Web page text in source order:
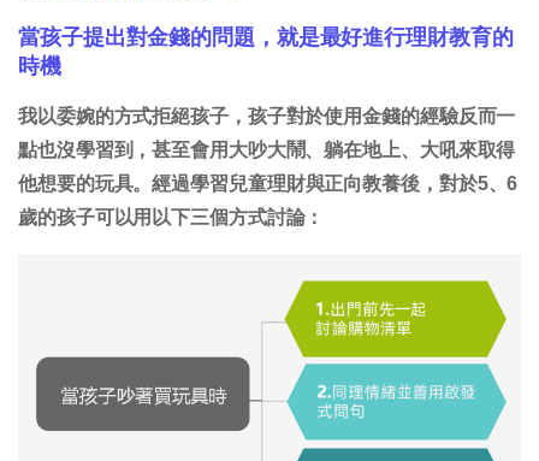
當孩子提出對金錢的問題，就是最好進行理財教育的
時機
我以委婉的方式拒絕孩子，孩子對於使用金錢的經驗反而一
點也沒學習到，甚至會用大吵大鬧、躺在地上、大吼來取得
他想要的玩具。經過學習兒童理財與正向教養後，對於5、6
歲的孩子可以用以下三個方式討論：